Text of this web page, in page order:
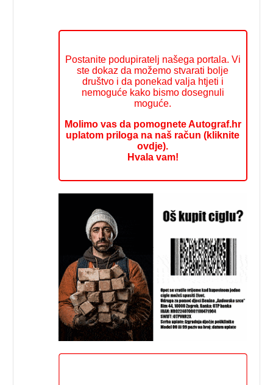
Postanite podupiratelj našega portala. Vi
ste dokaz da možemo stvarati bolje
društvo i da ponekad valja htjeti i
nemoguće kako bismo dosegnuli
moguće.
Molimo vas da pomognete Autograf.hr
uplatom priloga na naš račun (kliknite
ovdje).
Hvala vam!